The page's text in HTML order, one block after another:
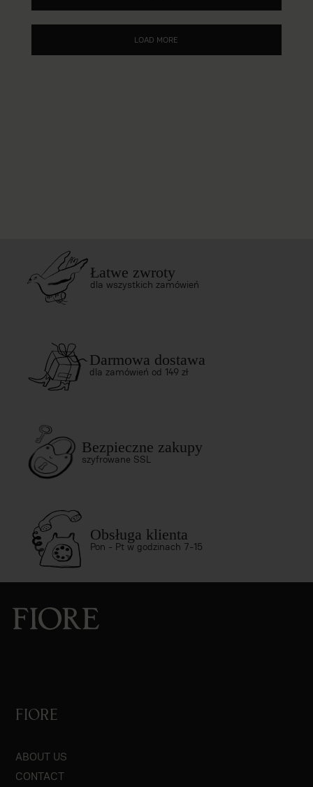
LOAD MORE
Łatwe zwroty
dla wszystkich zamówień
Darmowa dostawa
dla zamówień od 149 zł
Bezpieczne zakupy
szyfrowane SSL
Obsługa klienta
Pon - Pt w godzinach 7-15
FIORE
ABOUT US
CONTACT